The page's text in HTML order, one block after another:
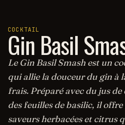
COCKTAIL
Gin Basil
Le Gin Basil Smash est un
qui allie la douceur du gin à
frais. Préparé avec du jus
des feuilles de basilic, il
saveurs herbacées et citrus